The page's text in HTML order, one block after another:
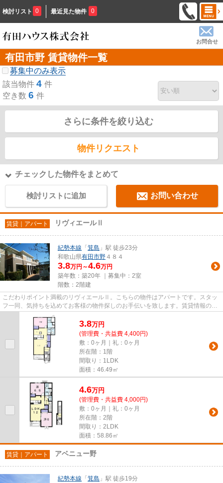
検討リスト 0 最近見た物件 0
お問合せ
有田市野 賃貸物件一覧
募集中のみ表示
該当物件 4 件
空き数 6 件
さらに条件を絞り込む
物件リクエスト
チェックした物件をまとめて
検討リストに追加 お問い合わせ
賃貸｜アパート リヴィエールⅡ
紀勢本線 「 箕島 」駅 徒歩23分
和歌山県有田市野 ４８４
3.8万円～4.6万円
築年数：築20年 ｜募集中： 2室
階数：2階建
こだわりポイント満載のリヴィエールⅡ。こちらの物件はアパートです。スタッ
フ一同、気持ちを込めてお客様の物件探しのお手伝いを致します。賃貸情報のこ
となら、豊富な物件情報を取り...
3.8万円
(管理費・共益費 4,400円)
敷：0ヶ月｜礼：0ヶ月
所在階：1階
間取り：1LDK
面積：46.49㎡
4.6万円
(管理費・共益費 4,000円)
敷：0ヶ月｜礼：0ヶ月
所在階：2階
間取り：2LDK
面積：58.86㎡
賃貸｜アパート アベニュー野
紀勢本線 「 箕島 」駅 徒歩19分